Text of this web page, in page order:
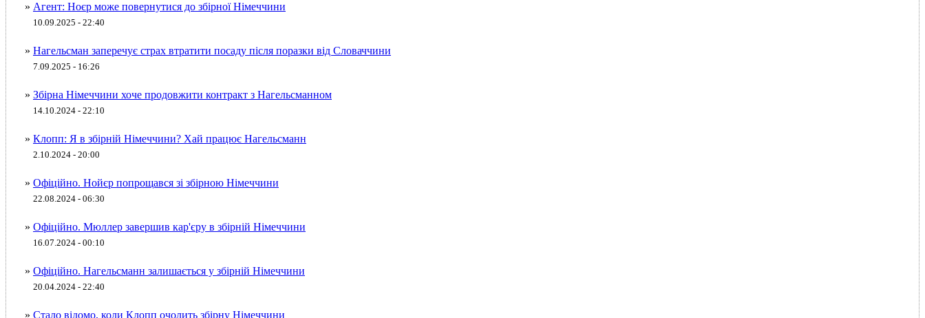
» Агент: Ноєр може повернутися до збірної Німеччини
10.09.2025 - 22:40
» Нагельсман заперечує страх втратити посаду після поразки від Словаччини
7.09.2025 - 16:26
» Збірна Німеччини хоче продовжити контракт з Нагельсманном
14.10.2024 - 22:10
» Клопп: Я в збірній Німеччини? Хай працює Нагельсманн
2.10.2024 - 20:00
» Офіційно. Нойєр попрощався зі збірною Німеччини
22.08.2024 - 06:30
» Офіційно. Мюллер завершив кар'єру в збірній Німеччини
16.07.2024 - 00:10
» Офіційно. Нагельсманн залишається у збірній Німеччини
20.04.2024 - 22:40
» Стало відомо, коли Клопп очолить збірну Німеччини